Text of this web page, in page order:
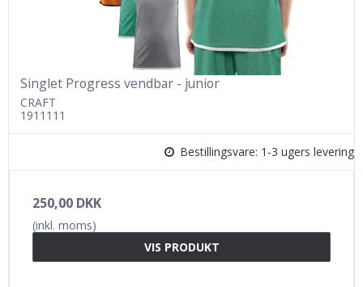
Singlet Progress vendbar - junior
CRAFT
1911111
Bestillingsvare: 1-3 ugers levering
250,00 DKK
(inkl. moms)
VIS PRODUKT